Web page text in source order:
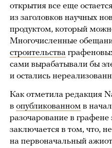
открытия все еще
из заголовков научных
продуктом, который
Многочисленные
строительства
сами вырабатывали бы
и остались
Как отметила редакция
в опубликованном в
разочарование в графене
заключается в том, что,
на первоначальный